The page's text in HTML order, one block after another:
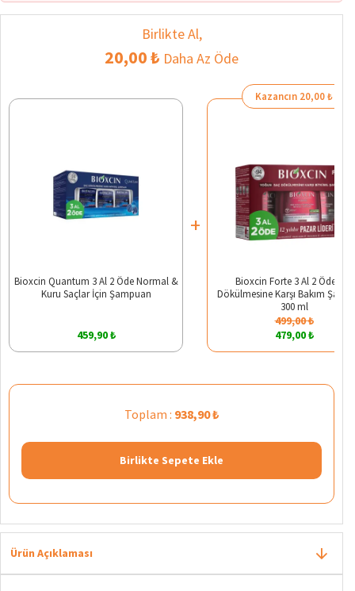
Birlikte Al,
20,00 ₺ Daha Az Öde
Bioxcin Quantum 3 Al 2 Öde Normal &
Kuru Saçlar İçin Şampuan
459,90 ₺
+
Kazancın 20,00 ₺
Bioxcin Forte 3 Al 2 Öde Saç
Dökülmesine Karşı Bakım
300 ml
499,00 ₺
479,00 ₺
Toplam : 938,90 ₺
Birlikte Sepete Ekle
Ürün Açıklaması